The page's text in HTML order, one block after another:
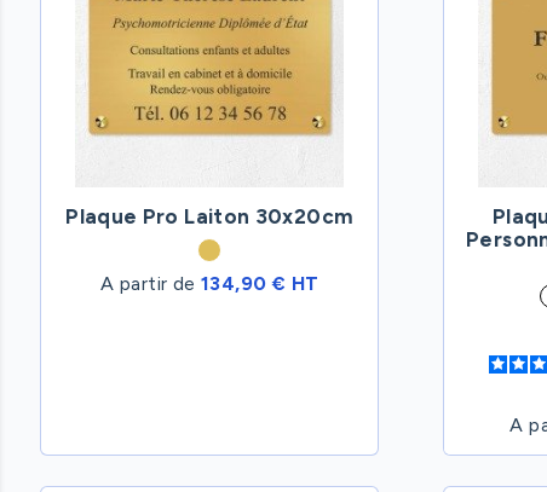
Plaque Pro Laiton 30x20cm
A partir de 134,90 € HT
A